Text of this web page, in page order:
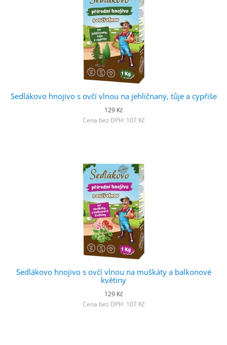
Sedlákovo hnojivo s ovčí vlnou na jehličnany, tůje a cypřiše
129 Kč
Cena bez DPH: 107 Kč
Sedlákovo hnojivo s ovčí vlnou na muškáty a balkonové
květiny
129 Kč
Cena bez DPH: 107 Kč